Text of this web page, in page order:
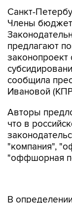
Санкт-
Члены
предлагают
законопроект
сообщила
Ивановой
Авторы
что в
"компания",
"оффшорная